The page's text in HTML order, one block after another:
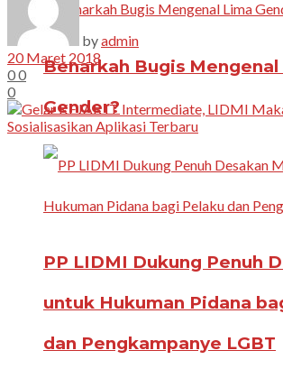
Benarkah Bugis Mengenal
Gender?
PP LIDMI Dukung Penuh
untuk Hukuman Pidana
dan Pengkampanye LGBT
byadmin
20 Maret 2018
00
0